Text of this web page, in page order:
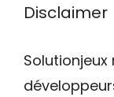
Disclaimer
Solutionjeux